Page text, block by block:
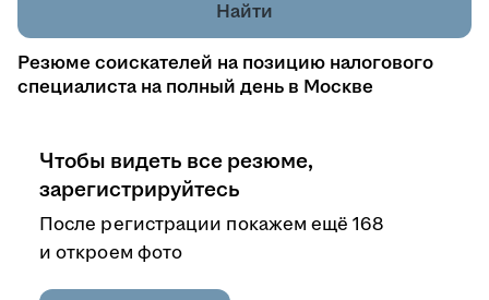
Найти
Резюме соискателей на позицию налогового
специалиста на полный день в Москве
Чтобы видеть все резюме,
зарегистрируйтесь
После регистрации покажем ещё 168
и откроем фото